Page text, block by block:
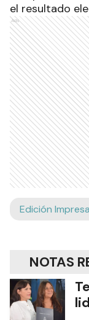
el resultado
Ads
Edición Impresa
NOTAS